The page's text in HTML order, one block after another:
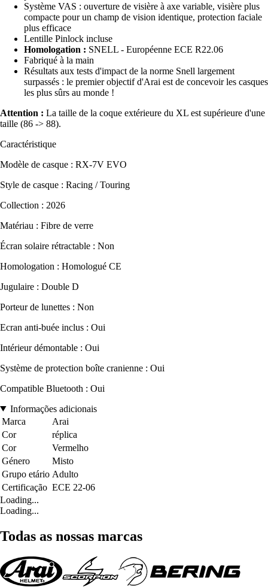
Système VAS : ouverture de visière à axe variable, visière plus
compacte pour un champ de vision identique, protection faciale
plus efficace
Lentille Pinlock incluse
Homologation : SNELL - Européenne ECE R22.06
Fabriqué à la main
Résultats aux tests d'impact de la norme Snell largement
surpassés : le premier objectif d'Arai est de concevoir les casques
les plus sûrs au monde !
Attention : La taille de la coque extérieure du XL est supérieure d'une
taille (86 -> 88).
Caractéristique
Modèle de casque : RX-7V EVO
Style de casque : Racing / Touring
Collection : 2026
Matériau : Fibre de verre
Écran solaire rétractable : Non
Homologation : Homologué CE
Jugulaire : Double D
Porteur de lunettes : Non
Ecran anti-buée inclus : Oui
Intérieur démontable : Oui
Système de protection boîte cranienne : Oui
Compatible Bluetooth : Oui
Informações adicionais
Marca
Arai
Cor
réplica
Cor
Vermelho
Género
Misto
Grupo etário Adulto
Certificação ECE 22-06
Loading...
Loading...
Todas as nossas marcas